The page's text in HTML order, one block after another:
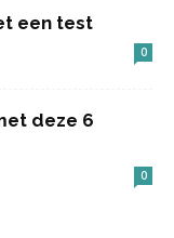
een test
0
deze 6
0